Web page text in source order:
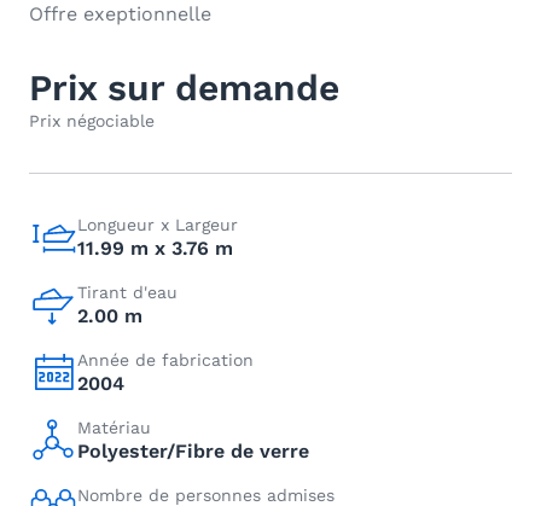
Offre exeptionnelle
Prix sur demande
Prix négociable
Longueur x Largeur
11.99 m x 3.76 m
Tirant d'eau
2.00 m
Année de fabrication
2004
Matériau
Polyester/Fibre de verre
Nombre de personnes admises